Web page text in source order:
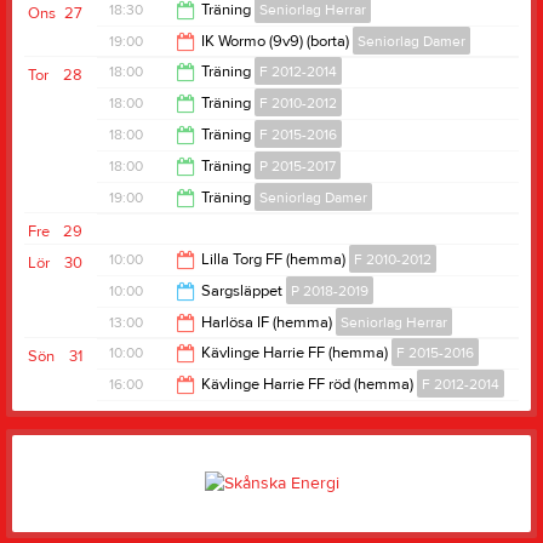
19:00
20:30
27
Ons 18:30 Träning Seniorlag Herrar
20:00
19:00 IK Wormo (9v9) (borta) Seniorlag Damer
21:00
28
Tor 18:00 Träning F 2012-2014
19:30
18:00 Träning F 2010-2012
19:30
18:00 Träning F 2015-2016
19:00
18:00 Träning P 2015-2017
19:00 Träning Seniorlag Damer
20:30
29
Fre
30
Lör 10:00 Lilla Torg FF (hemma) F 2010-2012
12:00
10:00 Sargsläppet P 2018-2019
13:00
13:00 Harlösa IF (hemma) Seniorlag Herrar
15:00
31
Sön 10:00 Kävlinge Harrie FF (hemma) F 2015-2016
12:00
16:00 Kävlinge Harrie FF röd (hemma) F 2012-2014